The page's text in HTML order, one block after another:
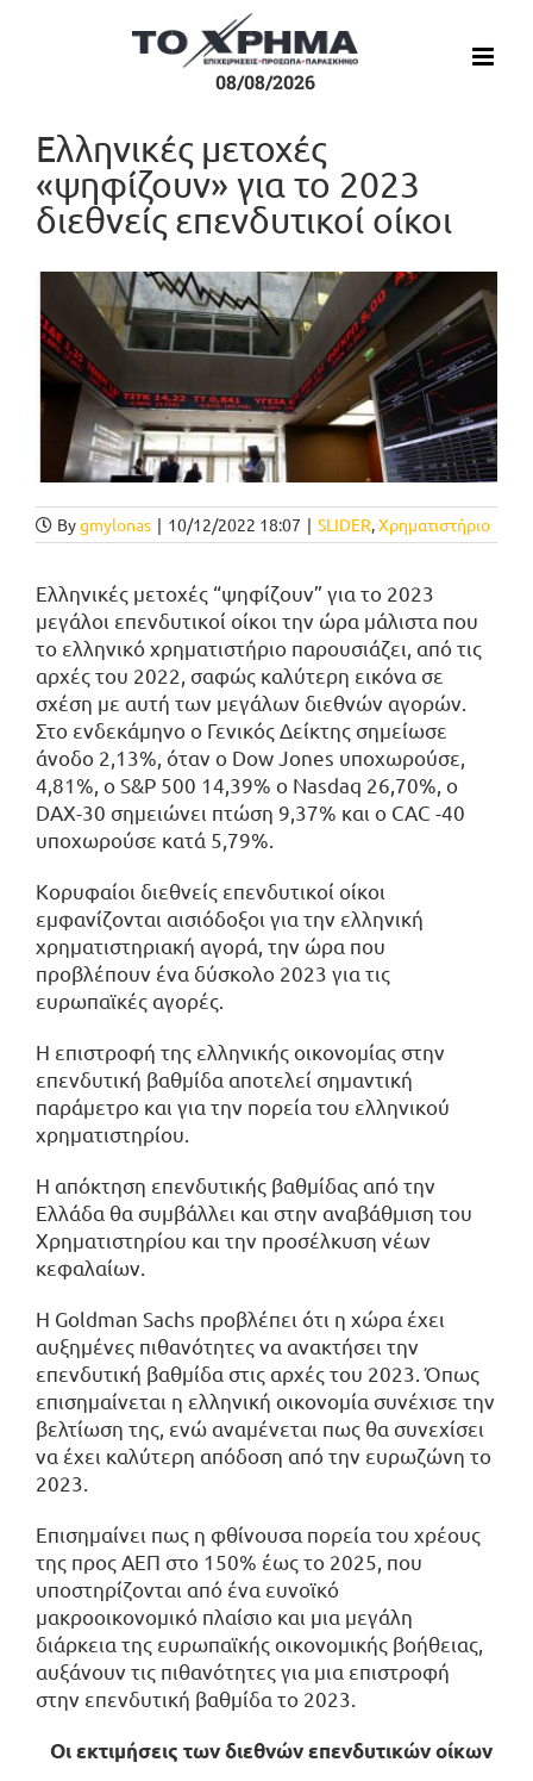
08/08/2026
Ελληνικές μετοχές
«ψηφίζουν» για το 2023
διεθνείς επενδυτικοί οίκοι
Προβολή
μεγαλύτερης
εικόνας
Bygmylonas | 10/12/2022 18:07 | SLIDER,Χρηματιστήριο
Ελληνικές μετοχές “ψηφίζουν” για το 2023
μεγάλοι επενδυτικοί οίκοι την ώρα μάλιστα που
το ελληνικό χρηματιστήριο παρουσιάζει, από τις
αρχές του 2022, σαφώς καλύτερη εικόνα σε
σχέση με αυτή των μεγάλων διεθνών αγορών.
Στο ενδεκάμηνο ο Γενικός Δείκτης σημείωσε
άνοδο 2,13%, όταν ο Dow Jones υποχωρούσε,
4,81%, ο S&P 500 14,39% ο Nasdaq 26,70%, ο
DAX-30 σημειώνει πτώση 9,37% και ο CAC -40
υποχωρούσε κατά 5,79%.
Κορυφαίοι διεθνείς επενδυτικοί οίκοι
εμφανίζονται αισιόδοξοι για την ελληνική
χρηματιστηριακή αγορά, την ώρα που
προβλέπουν ένα δύσκολο 2023 για τις
ευρωπαϊκές αγορές.
Η επιστροφή της ελληνικής οικονομίας στην
επενδυτική βαθμίδα αποτελεί σημαντική
παράμετρο και για την πορεία του ελληνικού
χρηματιστηρίου.
Η απόκτηση επενδυτικής βαθμίδας από την
Ελλάδα θα συμβάλλει και στην αναβάθμιση του
Χρηματιστηρίου και την προσέλκυση νέων
κεφαλαίων.
Η Goldman Sachs προβλέπει ότι η χώρα έχει
αυξημένες πιθανότητες να ανακτήσει την
επενδυτική βαθμίδα στις αρχές του 2023. Όπως
επισημαίνεται η ελληνική οικονομία συνέχισε την
βελτίωση της, ενώ αναμένεται πως θα συνεχίσει
να έχει καλύτερη απόδοση από την ευρωζώνη το
2023.
Επισημαίνει πως η φθίνουσα πορεία του χρέους
της προς ΑΕΠ στο 150% έως το 2025, που
υποστηρίζονται από ένα ευνοϊκό
μακροοικονομικό πλαίσιο και μια μεγάλη
διάρκεια της ευρωπαϊκής οικονομικής βοήθειας,
αυξάνουν τις πιθανότητες για μια επιστροφή
στην επενδυτική βαθμίδα το 2023.
Οι εκτιμήσεις των διεθνών επενδυτικών οίκων